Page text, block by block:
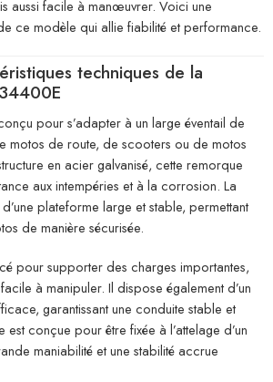
aussi facile à manœuvrer. Voici une
ce modèle qui allie fiabilité et performance.
techniques de la
pour s’adapter à un large éventail de
motos de route, de scooters ou de motos
en acier galvanisé, cette remorque
aux intempéries et à la corrosion. La
plateforme large et stable, permettant
de manière sécurisée.
pour supporter des charges importantes,
à manipuler. Il dispose également d’un
garantissant une conduite stable et
est conçue pour être fixée à l’attelage d’un
maniabilité et une stabilité accrue